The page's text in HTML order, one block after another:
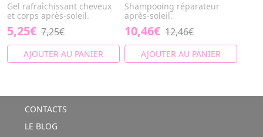
Gel rafraîchissant cheveux
et corps après-soleil.
5,25€ 7,25€
AJOUTER AU PANIER
Shampooing réparateur
après-soleil.
10,46€ 12,46€
AJOUTER AU PANIER
CONTACTS
LE BLOG